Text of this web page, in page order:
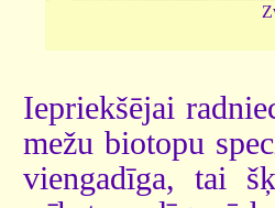
Iepriekšējai
mežu biotopu
viengadīga, tai